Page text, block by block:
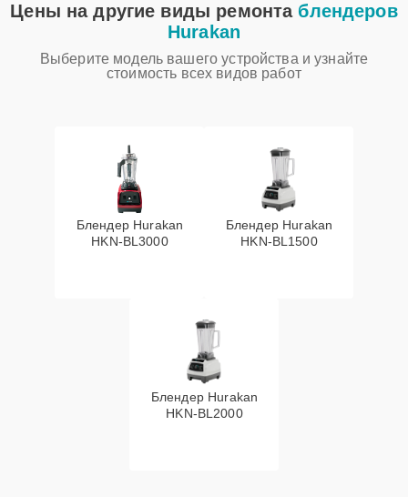
Цены на другие виды ремонта блендеров
Hurakan
Выберите модель вашего устройства и узнайте
стоимость всех видов работ
Блендер Hurakan
HKN‑BL3000
Блендер Hurakan
HKN‑BL1500
Блендер Hurakan
HKN‑BL2000